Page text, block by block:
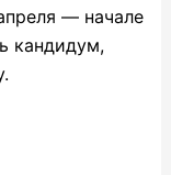
— начале
кандидум,